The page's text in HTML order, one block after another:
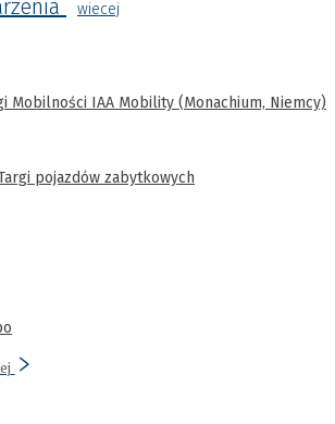
wiecej
Mobilności IAA Mobility (Monachium, Niemcy)
pojazdów zabytkowych